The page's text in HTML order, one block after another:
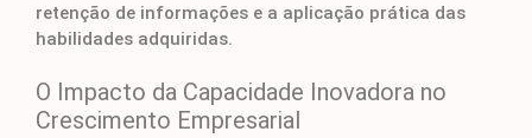
retenção de informações e a aplicação prática das
habilidades adquiridas.
O Impacto da Capacidade Inovadora no
Crescimento Empresarial